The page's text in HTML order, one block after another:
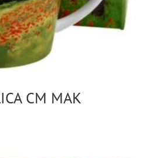
CM MAK